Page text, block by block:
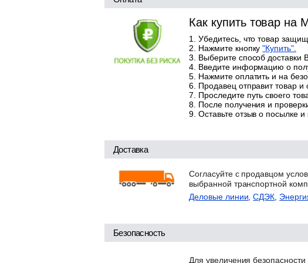
Как купить товар на
Убедитесь, что товар
Нажмите кнопку"Купить".
Выберите способ доставки
Введите информацию о
Нажмите оплатить и на
Продавец отправит товар
Проследите путь своего
После получения и
Оставьте отзыв о посылке
Доставка
Согласуйте с продавцом
выбранной транспортной
Деловые линии ,СДЭК
Безопасность
Для увеличения